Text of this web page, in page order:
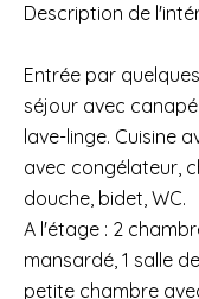
Description de
Entrée par
séjour avec
lave-linge. Cuisine
avec congélateur,
douche, bidet, WC.
A l'étage : 2
mansardé, 1 salle
petite chambre